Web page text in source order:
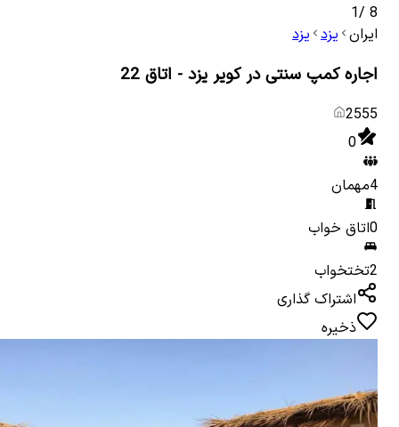
8
/
1
ایران یزد یزد
اجاره کمپ سنتی در کویر یزد - اتاق 22
2555
0
4مهمان
0اتاق خواب
2تختخواب
اشتراک گذاری
ذخیره